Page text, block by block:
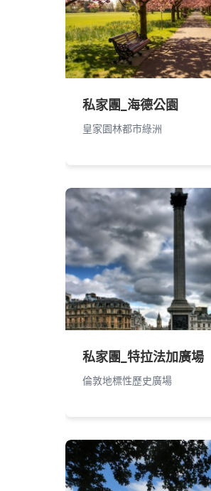
私家團_海德公園
皇家園林都市綠洲
私家團_特拉法加廣場
倫敦地標性歷史廣場